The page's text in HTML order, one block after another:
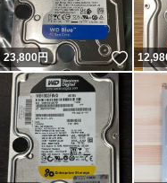
23,800円 いい